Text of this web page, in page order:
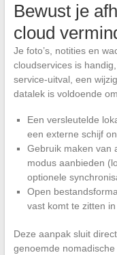
Bewust je
cloud
Je foto’s, notities en
cloudservices is
service-uitval, een
datalek is voldoende
Een versleutelde
een externe schijf
Gebruik maken van
modus aanbieden
optionele
Open
vast komt te zitten
Deze aanpak sluit
genoemde nomadische